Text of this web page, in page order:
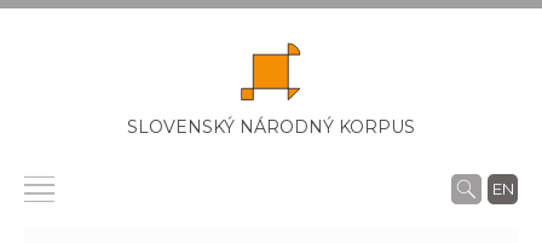
SLOVENSKÝ NÁRODNÝ KORPUS
EN